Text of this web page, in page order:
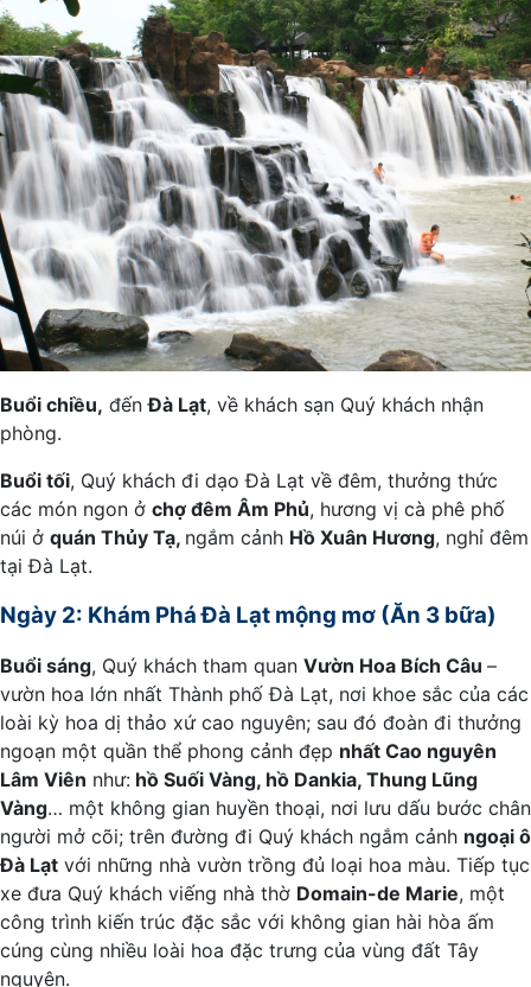
Buổi chiều, đếnĐà Lạt, về khách sạn Quý khách nhận
phòng.
Buổi tối, Quý khách đi dạo Đà Lạt về đêm, thưởng thức
các món ngon ở chợ đêm Âm Phủ, hương vị cà phê phố
núi ở quán Thủy Tạ, ngắm cảnh Hồ Xuân Hương, nghỉ đêm
tại Đà Lạt.
Ngày 2: Khám Phá Đà Lạt mộng mơ (Ăn 3 bữa)
Buổi sáng, Quý khách tham quan Vườn Hoa Bích Câu –
vườn hoa lớn nhất Thành phố Đà Lạt, nơi khoe sắc của các
loài kỳ hoa dị thảo xứ cao nguyên; sau đó đoàn đi thưởng
ngoạn một quần thể phong cảnh đẹp nhất Cao nguyên
Lâm Viên như: hồ Suối Vàng, hồ Dankia, Thung Lũng
Vàng… một không gian huyền thoại, nơi lưu dấu bước chân
người mở cõi; trên đường đi Quý khách ngắm cảnh ngoại ô
Đà Lạt với những nhà vườn trồng đủ loại hoa màu. Tiếp tục
xe đưa Quý khách viếng nhà thờ Domain-de Marie, một
công trình kiến trúc đặc sắc với không gian hài hòa ấm
cúng cùng nhiều loài hoa đặc trưng của vùng đất Tây
nguyên.